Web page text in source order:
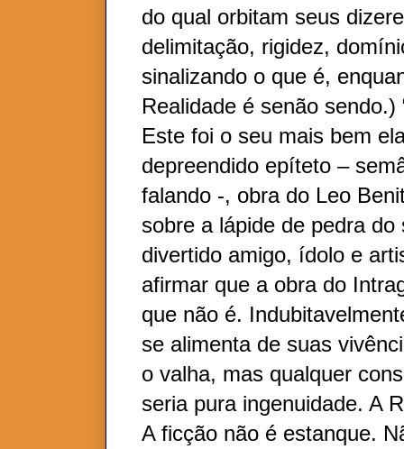
do qual orbitam seus
delimitação, rigidez,
sinalizando o que é,
Realidade é senão sendo.)
Este foi o seu mais bem
depreendido epíteto –
falando -, obra do Leo
sobre a lápide de pedra
divertido amigo, ídolo e
afirmar que a obra do
que não é.
se alimenta de suas
o valha, mas qualquer
seria pura ingenuidade. A
A ficção não é estanque.